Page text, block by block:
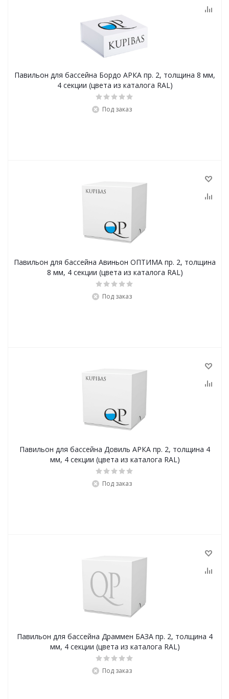
Павильон для бассейна Бордо АРКА пр. 2, толщина 8 мм,
4 секции (цвета из каталога RAL)
Под заказ
Павильон для бассейна Авиньон ОПТИМА пр. 2, толщина
8 мм, 4 секции (цвета из каталога RAL)
Под заказ
Павильон для бассейна Довиль АРКА пр. 2, толщина 4
мм, 4 секции (цвета из каталога RAL)
Под заказ
Павильон для бассейна Драммен БАЗА пр. 2, толщина 4
мм, 4 секции (цвета из каталога RAL)
Под заказ